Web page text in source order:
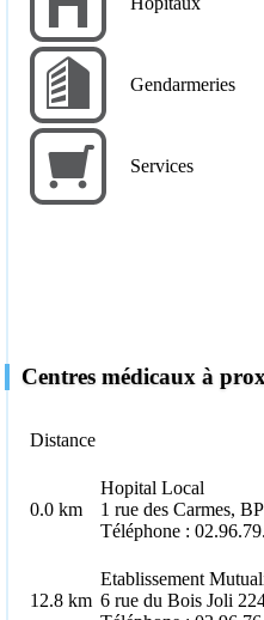
Gendarmeries
Services
Centres médicaux à
Distance
0.0 km
Hopital Local
1 rue des Carmes,
Téléphone :
12.8 km
Etablissement
6 rue du Bois Joli